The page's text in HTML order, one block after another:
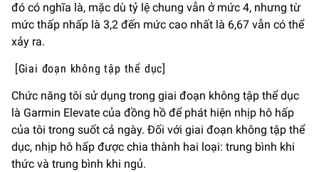
đó có nghĩa là, mặc dù tỷ lệ chung vẫn ở mức 4, nhưng từ
mức thấp nhấp là 3,2 đến mức cao nhất là 6,67 vẫn có thể
xảy ra.
[Giai đoạn không tập thể dục]
Chức năng tôi sử dụng trong giai đoạn không tập thể dục
là Garmin Elevate của đồng hồ để phát hiện nhịp hô hấp
của tôi trong suốt cả ngày. Đối với giai đoạn không tập thể
dục, nhịp hô hấp được chia thành hai loại: trung bình khi
thức và trung bình khi ngủ.